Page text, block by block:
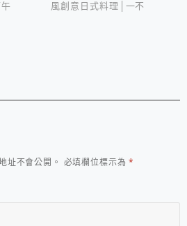
風創意日式料理│一不
址不會公開。 必填欄位標示為*